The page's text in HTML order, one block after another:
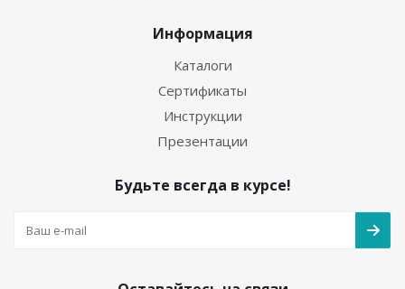
Информация
Каталоги
Сертификаты
Инструкции
Презентации
Будьте всегда в курсе!